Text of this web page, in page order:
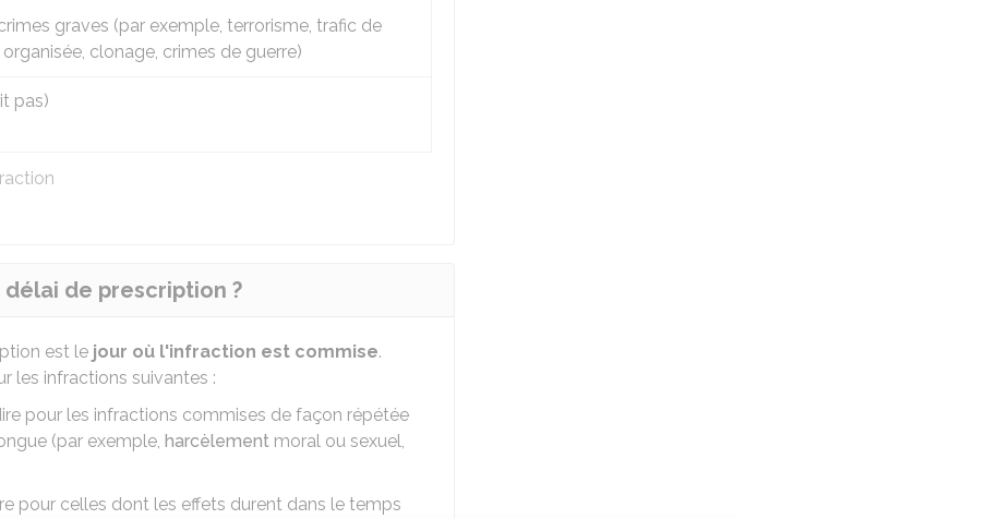
graves (par exemple, terrorisme, trafic de
clonage, crimes de guerre)
pas)
de prescription ?
est le jour où l'infraction est commise.
les infractions suivantes :
pour les infractions commises de façon répétée
(par exemple, harcèlement moral ou sexuel,
pour celles dont les effets durent dans le temps